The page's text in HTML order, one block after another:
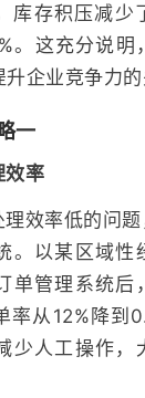
库存积压减少
。这充分说明
企业竞争力的
一
效率
理效率低的问
。以某区域性
单管理系统后
率从12%降到
少人工操作，